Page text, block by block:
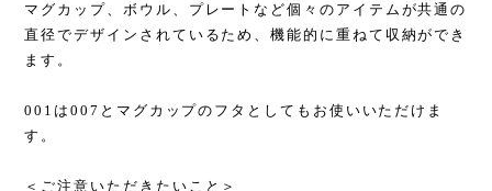
マグカップ、ボウル、プレートなど個々のアイテムが共通の
直径でデザインされているため、機能的に重ねて収納ができ
ます。
001は007とマグカップのフタとしてもお使いいただけま
す。
＜ご注意いただきたいこと＞